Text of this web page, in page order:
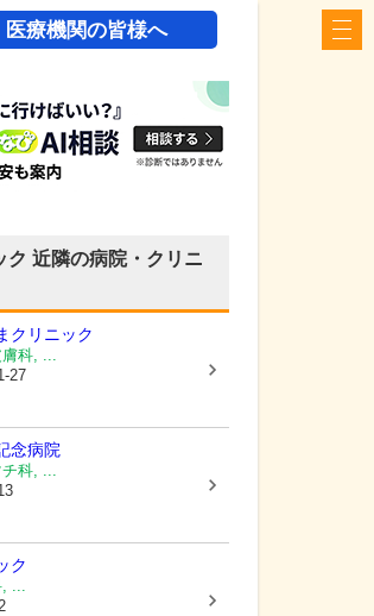
医療機関の皆様へ
ク 近隣の病院・クリニ
クリニック
科, ...
27
念病院
科, ...
ク
, ...